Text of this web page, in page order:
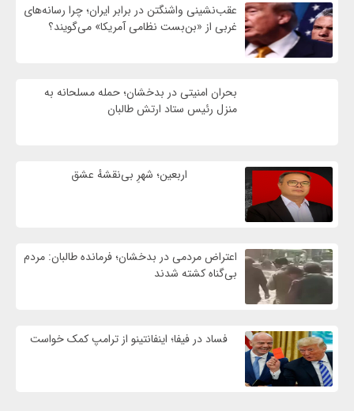
عقب‌نشینی واشنگتن در برابر ایران؛ چرا رسانه‌های
غربی از «بن‌بست نظامی آمریکا» می‌گویند؟
بحران امنیتی در بدخشان؛ حمله مسلحانه به
منزل رئیس ستاد ارتش طالبان
اربعین؛ شهرِ بی‌نقشهٔ عشق
اعتراض مردمی در بدخشان؛ فرمانده طالبان: مردم
بی‌گناه کشته شدند
فساد در فیفا؛ اینفانتینو از ترامپ کمک خواست